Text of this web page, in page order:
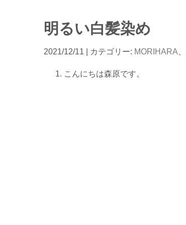
明るい白髪染め
2021/12/11 | カテゴリー: MORIHARA
こんにちは森原です。